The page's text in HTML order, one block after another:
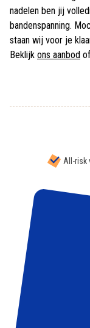
nadelen ben jij
bandenspanning.
staan wij voor je
Beklijk ons aanbod
All-risk